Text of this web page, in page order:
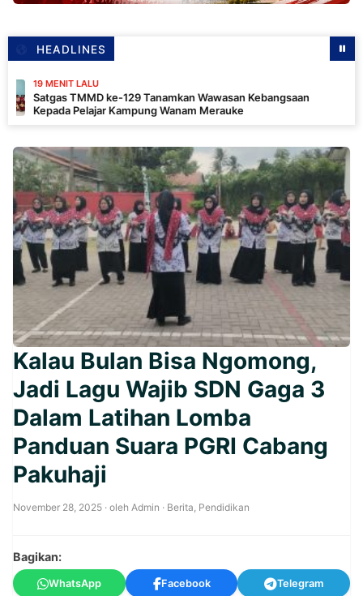
HEADLINES
LALU
TMMD ke-129 Tanamkan Wawasan Kebangsaan
Pelajar Kampung Wanam Merauke
Kalau Bulan Bisa Ngomong,
Jadi Lagu Wajib SDN Gaga 3
Dalam Latihan Lomba
Panduan Suara PGRI Cabang
Pakuhaji
November 28, 2025 · oleh Admin · Berita, Pendidikan
Bagikan:
WhatsApp Facebook Telegram